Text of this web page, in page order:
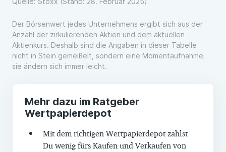
Der Börsenwert jedes Unternehmens ergibt sich aus der
Anzahl der zirkulierenden Aktien und dem aktuellen
Aktienkurs. Deshalb sind die Angaben in dieser Tabelle
nicht in Stein gemeißelt, sondern eine Momentaufnahme;
sie ändern sich immer leicht.
Mehr dazu im Ratgeber
Wertpapierdepot
Mit dem richtigen Wertpapierdepot zahlst
Du wenig fürs Kaufen und Verkaufen von